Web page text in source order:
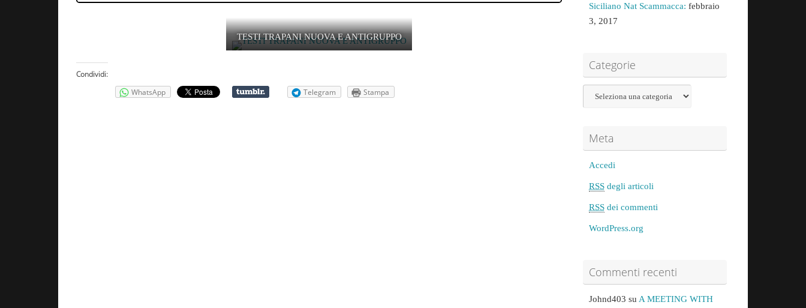
TESTI TRAPANI NUOVA E ANTIGRUPPO
Condividi:
WhatsApp
Telegram Stampa
Siciliano Nat Scammacca: febbraio
3, 2017
Categorie
Meta
Accedi
RSS degli articoli
RSS dei commenti
WordPress.org
Commenti recenti
Johnd403 su A MEETING WITH